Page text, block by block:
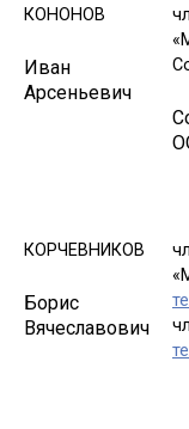
КОНОНОВ
Иван
Арсеньевич
КОРЧЕВНИКОВ
Борис
Вячеславович